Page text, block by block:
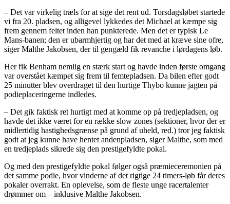
– Det var virkelig træls for at sige det rent ud. Torsdagsløbet startede
vi fra 20. pladsen, og alligevel lykkedes det Michael at kæmpe sig
frem gennem feltet inden han punkterede. Men det er typisk Le
Mans-banen; den er ubarmhjertig og har det med at kræve sine ofre,
siger Malthe Jakobsen, der til gengæld fik revanche i lørdagens løb.
Her fik Benham nemlig en stærk start og havde inden første omgang
var overstået kæmpet sig frem til femtepladsen. Da bilen efter godt
25 minutter blev overdraget til den hurtige Thybo kunne jagten på
podieplaceringerne indledes.
– Det gik faktisk ret hurtigt med at komme op på tredjepladsen, og
havde det ikke været for en række slow zones (sektioner, hvor der er
midlertidig hastighedsgrænse på grund af uheld, red.) tror jeg faktisk
godt at jeg kunne have hentet andenpladsen, siger Malthe, som med
en tredjeplads sikrede sig den prestigefyldte pokal.
Og med den prestigefyldte pokal følger også præmieceremonien på
det samme podie, hvor vinderne af det rigtige 24 timers-løb får deres
pokaler overrakt. En oplevelse, som de fleste unge racertalenter
drømmer om – inklusive Malthe Jakobsen.